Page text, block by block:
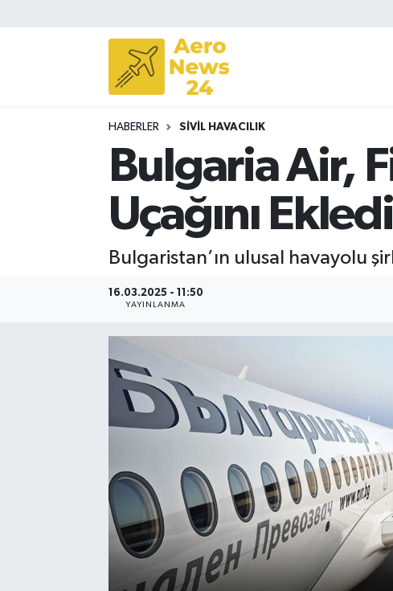
HABERLER SIVIL HAVACILIK
Bulgaria Air,
Uçağını Ekledi
Bulgaristan’ın ulusal havayolu
16.03.2025 - 11:50
YAYINLANMA
Sivil Havacılık